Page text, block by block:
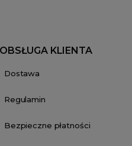
OBSŁUGA KLIENTA
Dostawa
Regulamin
Bezpieczne płatności